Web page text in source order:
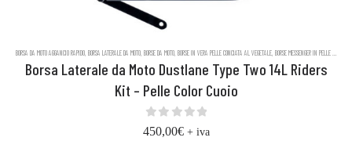
BORSA DA MOTO AGGANCIO RAPIDO BORSA LATERALE DA MOTO BORSE DA MOTO BORSE IN VERA PELLE CONCIATA AL VEGETALE BORSE MESSENGER IN PELLE DUSTLANE
Borsa Laterale da Moto Dustlane Type Two 14L Riders
Kit – Pelle Color Cuoio
0out of 5
450,00€ + iva